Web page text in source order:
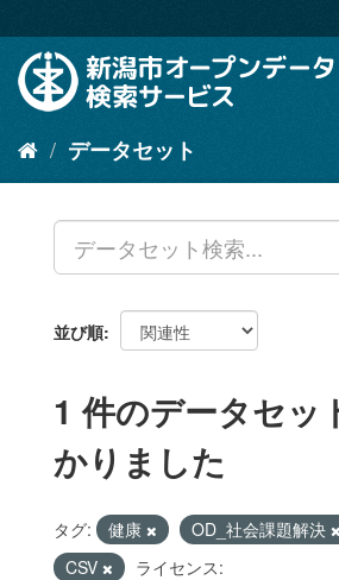
キ
容
データセット
並び順
1 件のデータセッ
かりました
タグ: 健康 OD_社会課題解決
CSV
ライセンス: